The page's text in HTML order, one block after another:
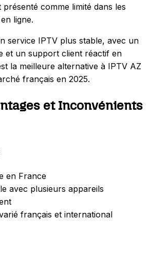
comme limité dans les
ligne.
service IPTV plus stable, avec un
et un support client réactif en
la meilleure alternative à IPTV AZ
français en 2025.
et Inconvénients
en France
avec plusieurs appareils
français et international